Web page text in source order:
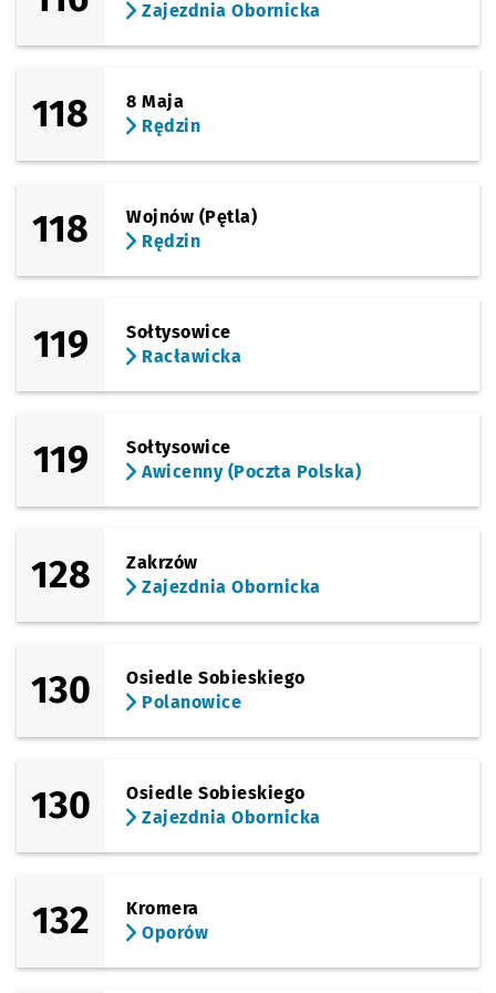
Zajezdnia Obornicka
118
8 Maja
Rędzin
118
Wojnów (Pętla)
Rędzin
119
Sołtysowice
Racławicka
119
Sołtysowice
Awicenny (Poczta Polska)
128
Zakrzów
Zajezdnia Obornicka
130
Osiedle Sobieskiego
Polanowice
130
Osiedle Sobieskiego
Zajezdnia Obornicka
132
Kromera
Oporów